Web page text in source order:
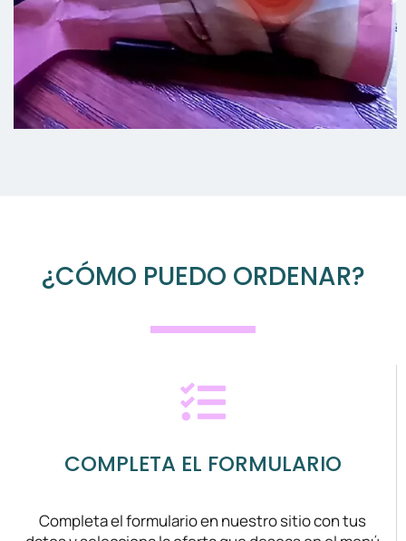
¿CÓMO PUEDO ORDENAR?
COMPLETA EL FORMULARIO
Completa el formulario en nuestro sitio con tus